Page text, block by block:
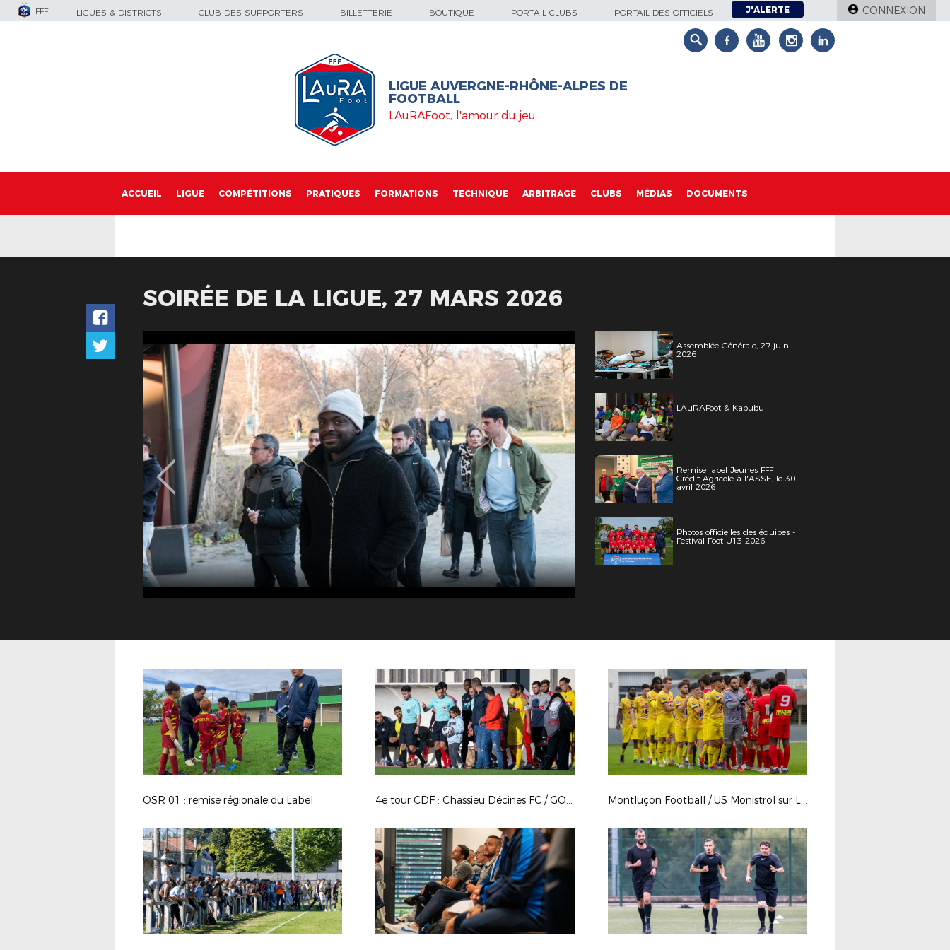
FFF LIGUES & DISTRICTS CLUB DES SUPPORTERS BILLETTERIE BOUTIQUE PORTAIL CLUBS PORTAIL DES OFFICIELS J'ALERTE CONNEXION
LIGUE AUVERGNE-RHÔNE-ALPES DE
FOOTBALL
LAuRAFoot, l'amour du jeu
ACCUEIL LIGUE COMPÉTITIONS PRATIQUES FORMATIONS TECHNIQUE ARBITRAGE CLUBS MÉDIAS DOCUMENTS
SOIRÉE DE LA LIGUE, 27 MARS 2026
Assemblée Générale, 27 juin
2026
LAuRAFoot & Kabubu
Remise label Jeunes FFF
Crédit Agricole à l'ASSE, le 30
avril 2026
Photos officielles des équipes -
Festival Foot U13 2026
OSR 01 : remise régionale du Label 4e tour CDF : Chassieu Décines FC / GOAL FC Montluçon Football / US Monistrol sur Loire - Régional 1 - J3